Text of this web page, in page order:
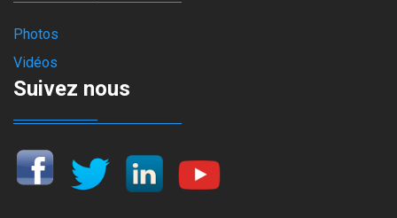
Photos
Vidéos
Suivez nous